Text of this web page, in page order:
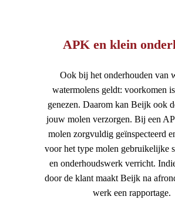
APK en klein
Ook bij het onderhouden van
watermolens geldt: voorkomen
genezen. Daarom kan Beijk ook
jouw molen verzorgen. Bij een
molen zorgvuldig geïnspecteerd
voor het type molen gebruikelijke
en onderhoudswerk verricht.
door de klant maakt Beijk na
werk een rapportage.